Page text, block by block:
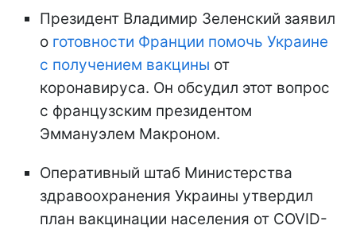
Президент Владимир Зеленский заявил
о готовности Франции помочь Украине
с получением вакцины от
коронавируса. Он обсудил этот вопрос
с французским президентом
Эммануэлем Макроном.
Оперативный штаб Министерства
здравоохранения Украины утвердил
план вакцинации населения от COVID-